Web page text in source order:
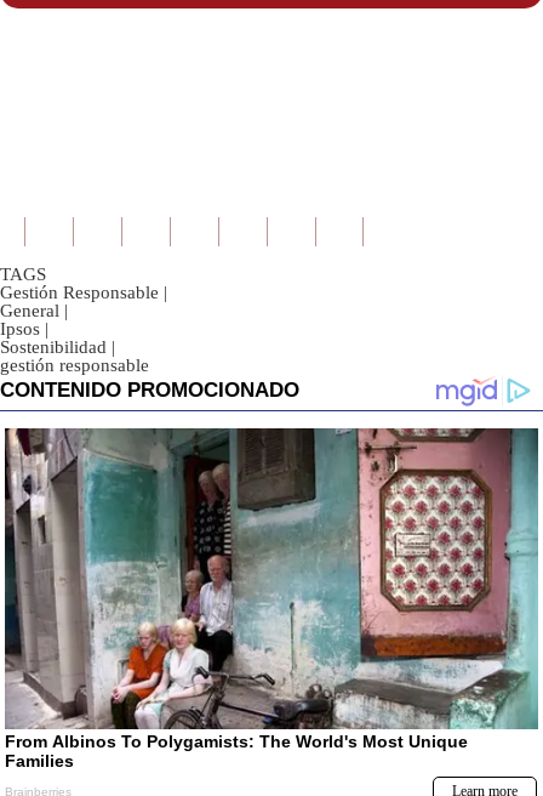
TAGS
Gestión Responsable |
General |
Ipsos |
Sostenibilidad |
gestión responsable